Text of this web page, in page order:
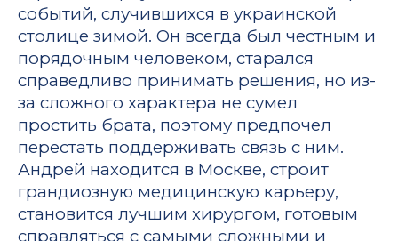
событий, случившихся в украинской
столице зимой. Он всегда был честным и
порядочным человеком, старался
справедливо принимать решения, но из-
за сложного характера не сумел
простить брата, поэтому предпочел
перестать поддерживать связь с ним.
Андрей находится в Москве, строит
грандиозную медицинскую карьеру,
становится лучшим хирургом, готовым
справляться с самыми сложными и